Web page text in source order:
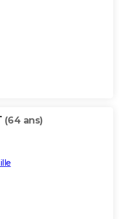
(64 ans)